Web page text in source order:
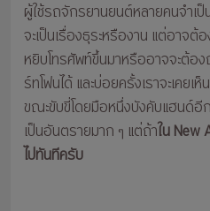
ผู้ใช้รถจักรยานยนต์หลายคนจำเ
จะเป็นเรื่องธุระหรืองาน แต่อาจต้
หยิบโทรศัพท์ขึ้นมาหรืออาจจะต้อ
ร์ทโฟนได้ และบ่อยครั้งเราจะเคย
ขณะขับขี่โดยมือหนึ่งบังคับแฮนด์อี
เป็นอันตรายมาก ๆ แต่ถ้าในNew
ไปทันทีครับ